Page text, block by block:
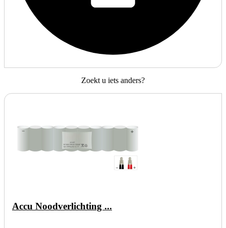
Zoekt u iets anders?
Accu Noodverlichting ...